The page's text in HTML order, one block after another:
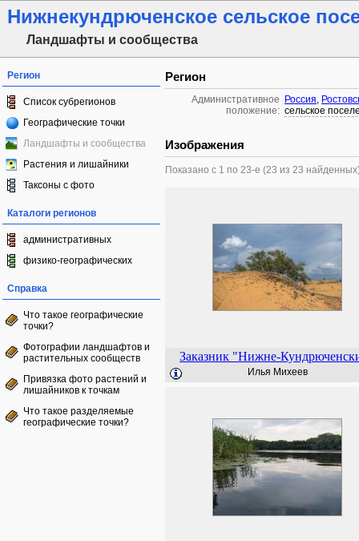
Нижнекундрюченское сельское
Ландшафты и сообщества
Регион
Список субрегионов
Географические точки
Ландшафты и сообщества
Растения и лишайники
Таксоны с фото
Каталоги регионов
административных
физико-географических
Справка
Что такое географические
точки?
Фотографии ландшафтов и
растительных сообществ
Привязка фото растений и
лишайников к точкам
Что такое разделяемые
географические точки?
Регион
Административное
положение:
Россия,
сельское
Изображения
Показано с 1 по 23-е (23 из 23
Заказник "Нижне-
Илья Михеев